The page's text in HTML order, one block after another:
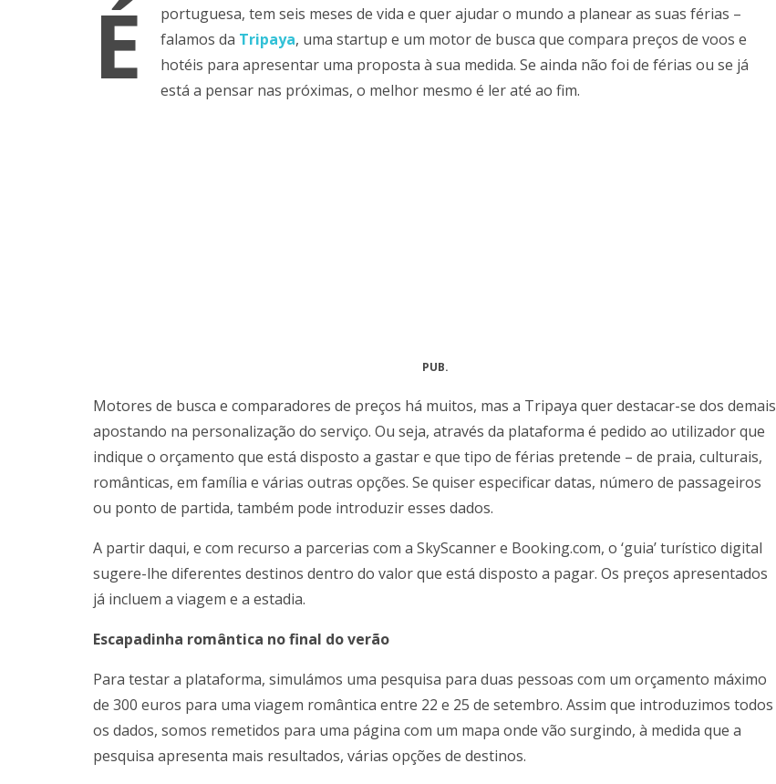
É
portuguesa, tem seis meses de vida e quer ajudar o mundo a planear as suas férias –
falamos da Tripaya, uma startup e um motor de busca que compara preços de voos e
hotéis para apresentar uma proposta à sua medida. Se ainda não foi de férias ou se já
está a pensar nas próximas, o melhor mesmo é ler até ao fim.
PUB.
Motores de busca e comparadores de preços há muitos, mas a Tripaya quer destacar-se dos demais
apostando na personalização do serviço. Ou seja, através da plataforma é pedido ao utilizador que
indique o orçamento que está disposto a gastar e que tipo de férias pretende – de praia, culturais,
românticas, em família e várias outras opções. Se quiser especificar datas, número de passageiros
ou ponto de partida, também pode introduzir esses dados.
A partir daqui, e com recurso a parcerias com a SkyScanner e Booking.com, o ‘guia’ turístico digital
sugere-lhe diferentes destinos dentro do valor que está disposto a pagar. Os preços apresentados
já incluem a viagem e a estadia.
Escapadinha romântica no final do verão
Para testar a plataforma, simulámos uma pesquisa para duas pessoas com um orçamento máximo
de 300 euros para uma viagem romântica entre 22 e 25 de setembro. Assim que introduzimos todos
os dados, somos remetidos para uma página com um mapa onde vão surgindo, à medida que a
pesquisa apresenta mais resultados, várias opções de destinos.